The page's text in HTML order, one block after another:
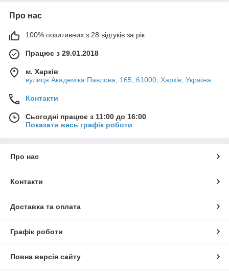
Про нас
100% позитивних з 28 відгуків за рік
Працює з 29.01.2018
м. Харків
вулиця Академіка Павлова, 165, 61000, Харків, Україна
Контакти
Сьогодні працює з 11:00 до 16:00
Показати весь графік роботи
Про нас
Контакти
Доставка та оплата
Графік роботи
Повна версія сайту